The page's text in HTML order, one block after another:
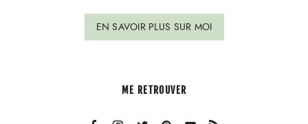
EN SAVOIR PLUS SUR MOI
ME RETROUVER